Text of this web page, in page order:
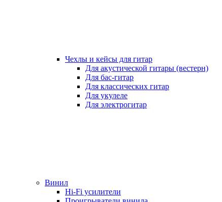
Чехлы и кейсы для гитар
Для акустической гитары (вестерн)
Для бас-гитар
Для классических гитар
Для укулеле
Для электрогитар
Винил
Hi-Fi усилители